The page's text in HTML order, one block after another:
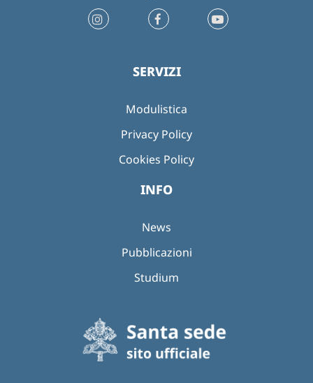
SERVIZI
Modulistica
Privacy Policy
Cookies Policy
INFO
News
Pubblicazioni
Studium